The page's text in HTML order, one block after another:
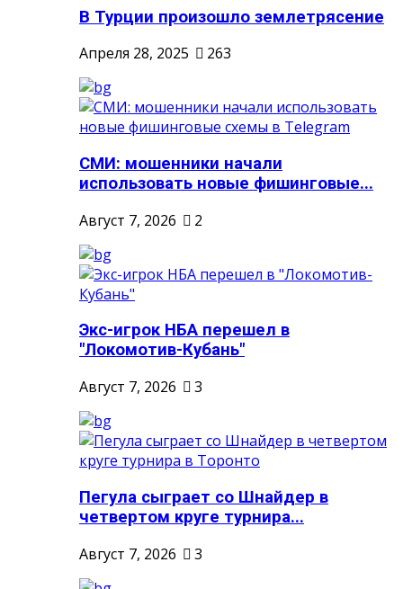
В Турции произошло землетрясение
Апреля 28, 2025
263
СМИ: мошенники начали
использовать новые фишинговые...
Август 7, 2026
2
Экс-игрок НБА перешел в
"Локомотив-Кубань"
Август 7, 2026
3
Пегула сыграет со Шнайдер в
четвертом круге турнира...
Август 7, 2026
3